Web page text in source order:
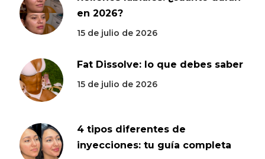
en 2026?
15 de julio de 2026
Fat Dissolve: lo que debes saber
15 de julio de 2026
4 tipos diferentes de
inyecciones: tu guía completa